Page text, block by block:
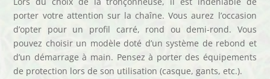
porter votre attention sur la chaîne. Vous aurez l’occasion
d’opter pour un profil carré, rond ou demi-rond. Vous
pouvez choisir un modèle doté d’un système de rebond et
d’un démarrage à main. Pensez à porter des équipements
de protection lors de son utilisation (casque, gants, etc.).